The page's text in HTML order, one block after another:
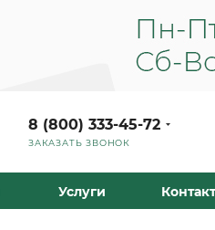
8 (800) 333-45-72
ЗАКАЗАТЬ ЗВОНОК
Услуги